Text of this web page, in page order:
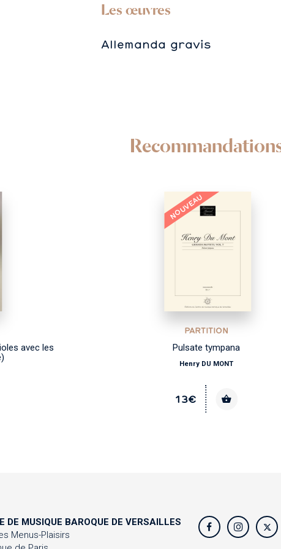
Les œuvres
Allemanda gravis
avec les
NOUVEAU
PARTITION
Pulsate tympana
Henry DU MONT
13€
DE MUSIQUE BAROQUE DE VERSAILLES
Menus-Plaisirs